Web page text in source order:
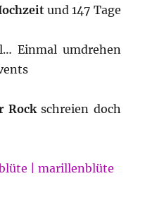
und 147 Tage
Einmal umdrehen
Rockschreien doch